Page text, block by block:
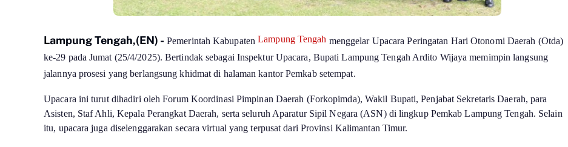
Lampung Tengah,(EN) - Pemerintah Kabupaten Lampung Tengah menggelar Upacara Peringatan Hari Otonomi Daerah (Otda)
ke-29 pada Jumat (25/4/2025). Bertindak sebagai Inspektur Upacara, Bupati Lampung Tengah Ardito Wijaya memimpin langsung
jalannya prosesi yang berlangsung khidmat di halaman kantor Pemkab setempat.
Upacara ini turut dihadiri oleh Forum Koordinasi Pimpinan Daerah (Forkopimda), Wakil Bupati, Penjabat Sekretaris Daerah, para
Asisten, Staf Ahli, Kepala Perangkat Daerah, serta seluruh Aparatur Sipil Negara (ASN) di lingkup Pemkab Lampung Tengah. Selain
itu, upacara juga diselenggarakan secara virtual yang terpusat dari Provinsi Kalimantan Timur.